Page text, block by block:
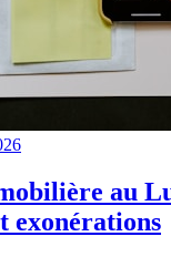
au
exonérations